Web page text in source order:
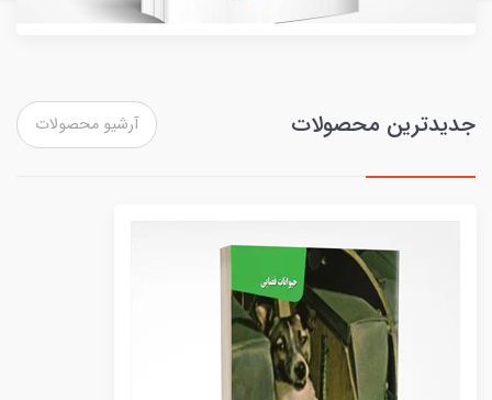
جدیدترین محصولات آرشیو محصولات